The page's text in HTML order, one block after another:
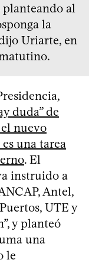
planteando al
la
Uriarte, en
duda” de
nuevo
una tarea
. El
instruido a
Antel,
UTE y
y planteó
una
le